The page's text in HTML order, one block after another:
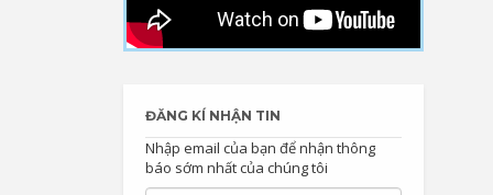
ĐĂNG KÍ NHẬN TIN
Nhập email của bạn để nhận thông
báo sớm nhất của chúng tôi